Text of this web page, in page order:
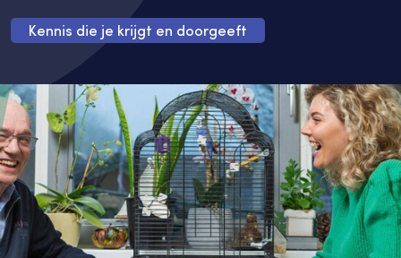
Kennis die je krijgt en doorgeeft